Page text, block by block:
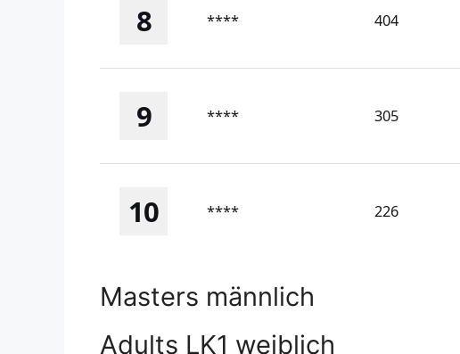
8 **** 404
9 **** 305
10 **** 226
Masters männlich
Adults LK1 weiblich